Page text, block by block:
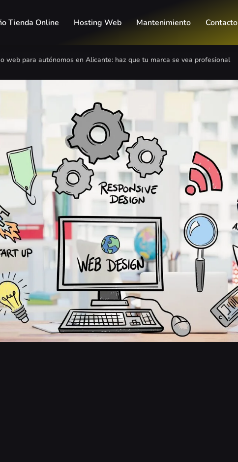
Tienda Online Hosting Web Mantenimiento Contacto
web para autónomos en Alicante: haz que tu marca se vea profesional